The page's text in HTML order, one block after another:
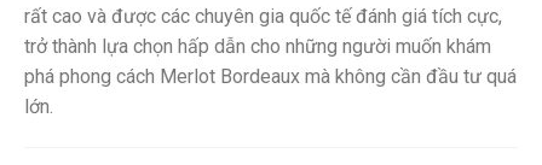
rất cao và được các chuyên gia quốc tế đánh giá tích cực,
trở thành lựa chọn hấp dẫn cho những người muốn khám
phá phong cách Merlot Bordeaux mà không cần đầu tư quá
lớn.